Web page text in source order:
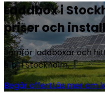
Laddbox i
priser och
Jämför laddboxar och
elbil i Stockholm.
Begär offertLäs mer om